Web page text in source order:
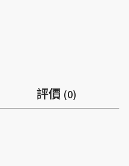
評價 (0)